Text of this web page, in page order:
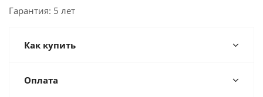
Гарантия: 5 лет
Как купить
Оплата